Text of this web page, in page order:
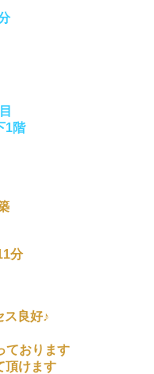
1階
分
ス良好♪
ております
頂けます